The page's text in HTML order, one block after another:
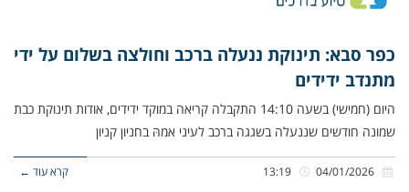
כפר סבא: תינוקת ננעלה ברכב וחולצה בשלום על ידי
מתנדב ידידים
היום (חמישי) בשעה 14:10 התקבלה קריאה במוקד ידידים, אודות תינוקת כבת
שמונה חודשים שננעלה בשגגה ברכב לעיני אמהּ בחניון קניון
קרא עוד ←